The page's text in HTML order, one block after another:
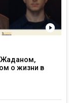
Жаданом,
о жизни в